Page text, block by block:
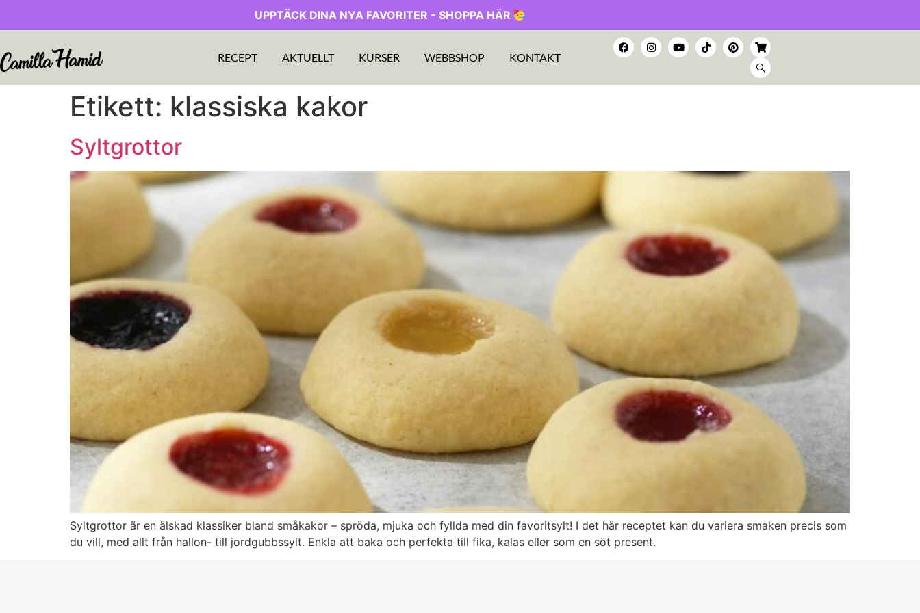
UPPTÄCK DINA NYA FAVORITER - SHOPPA HÄR
RECEPT AKTUELLT KURSER WEBBSHOP KONTAKT
Etikett: klassiska kakor
Syltgrottor
Syltgrottor är en älskad klassiker bland småkakor – spröda, mjuka och fyllda med din favoritsylt! I det här receptet kan du variera smaken precis som
du vill, med allt från hallon- till jordgubbssylt. Enkla att baka och perfekta till fika, kalas eller som en söt present.